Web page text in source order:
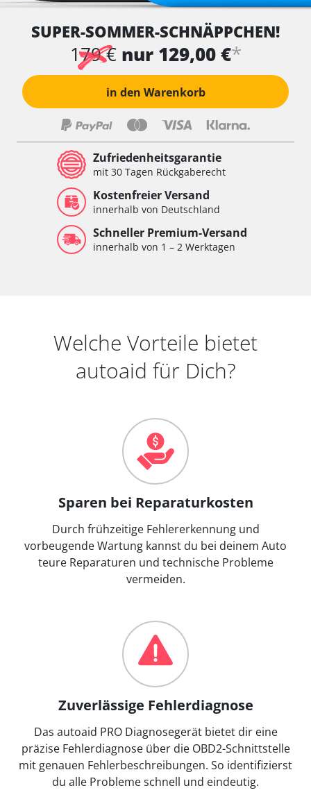
Wegfahrsperre
Wischersteuerung
Xenon links
Xenon rechts
Zentrale Bedieneinheit
Zentralelektronik
Zentralelektronik hinten
Zentralelektronik vorne
Zentralelektronik vorne Beifahrer
Zentralelektronik vorne Fahrer
Verfügbarkeit abhängig von Modell, Motorisierung, Ausstattung
und Konfiguration
SUPER-SOMMER-SCHNÄPPCHEN!
179 € nur 129,00 €*
in den Warenkorb
Zufriedenheitsgarantie
mit 30 Tagen Rückgaberecht
Kostenfreier Versand
innerhalb von Deutschland
Schneller Premium-Versand
innerhalb von 1 – 2 Werktagen
Welche Vorteile bietet
autoaid für Dich?
Sparen bei Reparaturkosten
Durch frühzeitige Fehlererkennung und
vorbeugende Wartung kannst du bei deinem Auto
teure Reparaturen und technische Probleme
vermeiden.
Zuverlässige Fehlerdiagnose
Das autoaid PRO Diagnosegerät bietet dir eine
präzise Fehlerdiagnose über die OBD2-Schnittstelle
mit genauen Fehlerbeschreibungen. So identifizierst
du alle Probleme schnell und eindeutig.